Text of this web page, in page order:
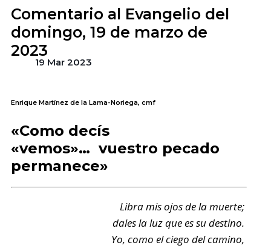
Comentario al Evangelio del
domingo, 19 de marzo de
2023
19 Mar 2023
Enrique Martínez de la Lama-Noriega, cmf
«Como decís
«vemos»… vuestro pecado
permanece»
Libra mis ojos de la muerte;
dales la luz que es su destino.
Yo, como el ciego del camino,